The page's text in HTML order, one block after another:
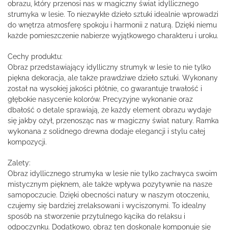
obrazu, który przenosi nas w magiczny świat idyllicznego
strumyka w lesie. To niezwykłe dzieło sztuki idealnie wprowadzi
do wnętrza atmosferę spokoju i harmonii z naturą. Dzięki niemu
każde pomieszczenie nabierze wyjątkowego charakteru i uroku.
Cechy produktu:
Obraz przedstawiający idylliczny strumyk w lesie to nie tylko
piękna dekoracja, ale także prawdziwe dzieło sztuki. Wykonany
został na wysokiej jakości płótnie, co gwarantuje trwałość i
głębokie nasycenie kolorów. Precyzyjne wykonanie oraz
dbałość o detale sprawiają, że każdy element obrazu wydaje
się jakby ożył, przenosząc nas w magiczny świat natury. Ramka
wykonana z solidnego drewna dodaje elegancji i stylu całej
kompozycji.
Zalety:
Obraz idyllicznego strumyka w lesie nie tylko zachwyca swoim
mistycznym pięknem, ale także wpływa pozytywnie na nasze
samopoczucie. Dzięki obecności natury w naszym otoczeniu,
czujemy się bardziej zrelaksowani i wyciszonymi. To idealny
sposób na stworzenie przytulnego kącika do relaksu i
odpoczynku. Dodatkowo, obraz ten doskonale komponuje się